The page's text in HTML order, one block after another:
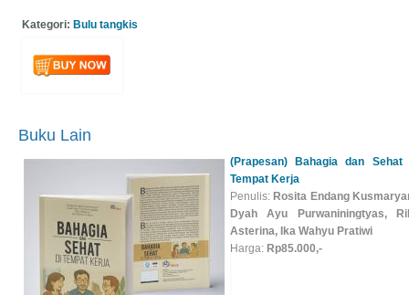
Kategori:Bulu tangkis
Buku Lain
(Prapesan) Bahagia dan Sehat
Tempat Kerja
Penulis: Rosita Endang
Dyah Ayu Purwaniningtyas,
Asterina, Ika Wahyu Pratiwi
Harga: Rp85.000,-